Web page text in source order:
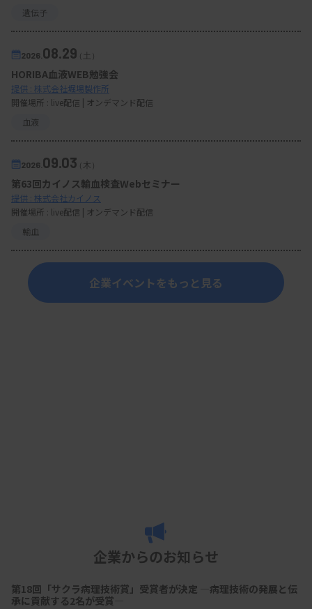
遺伝子
2026. 08.29（土）
HORIBA血液WEB勉強会
提供 : 株式会社堀場製作所
開催場所 : live配信 | オンデマンド配信
血液
2026. 09.03（木）
第63回カイノス輸血検査Webセミナー
提供 : 株式会社カイノス
開催場所 : live配信 | オンデマンド配信
輸血
企業イベントをもっと見る
企業からのお知らせ
第18回「サクラ病理技術賞」受賞者が決定 ―病理技術の発展と伝
承に貢献する2名が受賞―